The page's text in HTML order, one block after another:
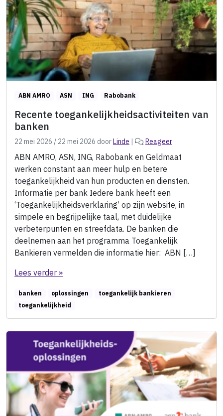
ABN AMRO ASN ING Rabobank
Recente toegankelijkheidsactiviteiten van
banken
22 mei 2026 / 22 mei 2026 doorLinde | Reageer
ABN AMRO, ASN, ING, Rabobank en Geldmaat
werken constant aan meer hulp en betere
toegankelijkheid van hun producten en diensten.
Informatie per bank Iedere bank heeft een
‘Toegankelijkheidsverklaring’ op zijn website, in
simpele en begrijpelijke taal, met duidelijke
verbeterpunten en streefdata. De banken die
deelnemen aan het programma Toegankelijk
Bankieren vermelden die informatie hier: ABN […]
Lees verder »
banken oplossingen
toegankelijk bankieren
toegankelijkheid